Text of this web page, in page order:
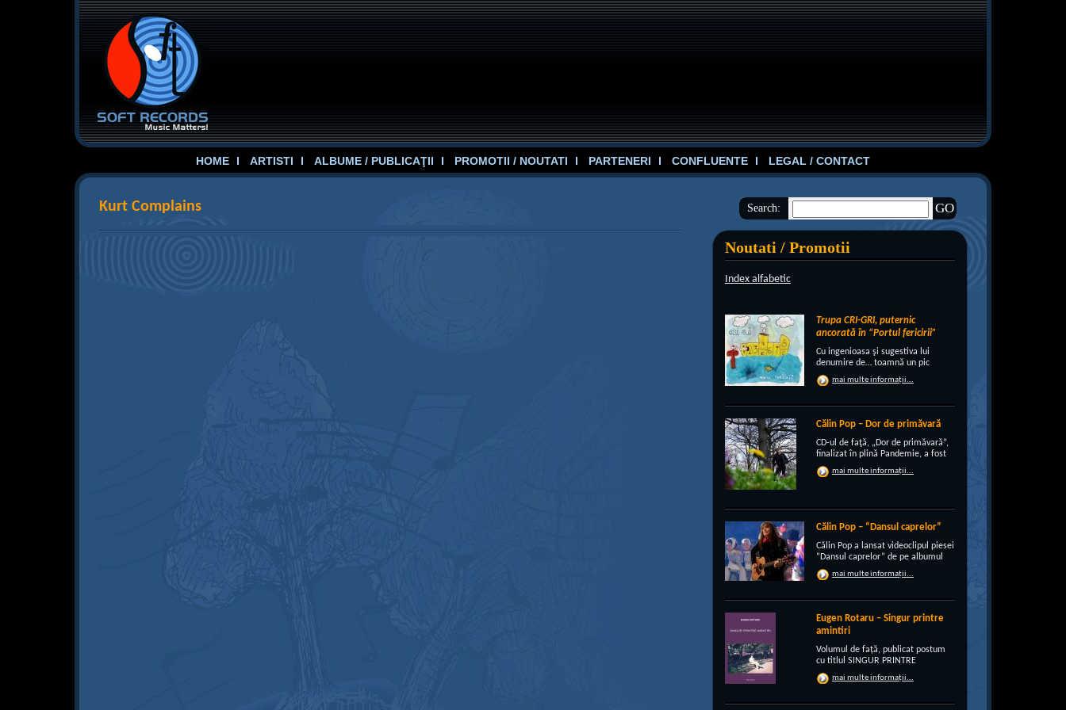
HOME ARTISTI ALBUME / PUBLICAŢII PROMOTII / NOUTATI PARTENERI CONFLUENTE LEGAL / CONTACT
Search:
Noutati / Promotii
Index alfabetic
Trupa CRI-GRI, puternic
ancorată în “Portul fericirii”
Cu ingenioasa şi sugestiva lui
denumire de… toamnă un pic
“încruntată”, elegant suprapusă
unei existenţe de peste un sfert de
voios anotimpul ruginiu al
melancoliilor de tot soiul, cu un nou
[…]
mai multe informații...
Călin Pop – Dor de primăvară
CD-ul de faţă, „Dor de primăvară”,
finalizat în plină Pandemie, a fost
conceput, pe de-a intregul, de
rocker-ul Călin Pop, inconfundabil
publică electrizantă, de
experimentat vocalist […]
mai multe informații...
Călin Pop – “Dansul caprelor”
Călin Pop a lansat videoclipul piesei
“Dansul caprelor” de pe albumul
“Ritual de iarnă”. Premiera a avut
loc pe 27.12.2020 pe canalul
Jocul caprei este un obicei întâlnit
în perioada […]
mai multe informații...
Eugen Rotaru – Singur printre
amintiri
Volumul de față, publicat postum
cu titlul SINGUR PRINTRE
AMINTIRI, este o confesiune a lui
Eugen Rotaru despre bunii lui
unul, și l-au lăsat din ce în ce mai
mai multe informații...
Kurt Complains